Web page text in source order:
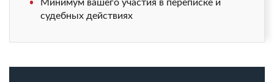
Минимум вашего участия в переписке и
судебных действиях